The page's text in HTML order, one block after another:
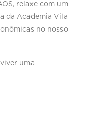
relaxe com um
da Academia Vila
no nosso
uma